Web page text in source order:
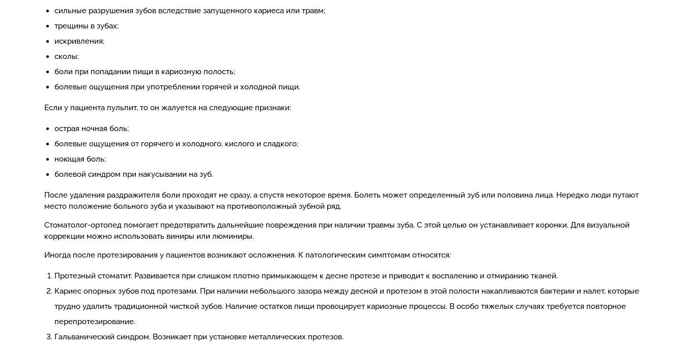
сильные разрушения зубов вследствие запущенного кариеса или травм;
трещины в зубах;
искривления;
сколы;
боли при попадании пищи в кариозную полость;
болевые ощущения при употреблении горячей и холодной пищи.
Если у пациента пульпит, то он жалуется на следующие признаки:
острая ночная боль;
болевые ощущения от горячего и холодного, кислого и сладкого;
ноющая боль;
болевой синдром при накусывании на зуб.
После удаления раздражителя боли проходят не сразу, а спустя некоторое время. Болеть может определенный зуб или половина лица. Нередко люди путают
место положение больного зуба и указывают на противоположный зубной ряд.
Стоматолог-ортопед помогает предотвратить дальнейшие повреждения при наличии травмы зуба. С этой целью он устанавливает коронки. Для визуальной
коррекции можно использовать виниры или люминиры.
Иногда после протезирования у пациентов возникают осложнения. К патологическим симптомам относятся:
Протезный стоматит. Развивается при слишком плотно примыкающем к десне протезе и приводит к воспалению и отмиранию тканей.
Кариес опорных зубов под протезами. При наличии небольшого зазора между десной и протезом в этой полости накапливаются бактерии и налет, которые
трудно удалить традиционной чисткой зубов. Наличие остатков пищи провоцирует кариозные процессы. В особо тяжелых случаях требуется повторное
перепротезирование.
Гальванический синдром. Возникает при установке металлических протезов.